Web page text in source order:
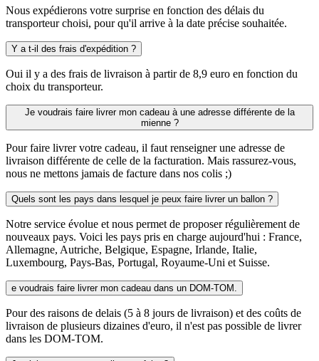
Nous expédierons votre surprise en fonction des délais du
transporteur choisi, pour qu'il arrive à la date précise souhaitée.
Y a t-il des frais d'expédition ?
Oui il y a des frais de livraison à partir de 8,9 euro en fonction du
choix du transporteur.
Je voudrais faire livrer mon cadeau à une adresse différente de la
mienne ?
Pour faire livrer votre cadeau, il faut renseigner une adresse de
livraison différente de celle de la facturation. Mais rassurez-vous,
nous ne mettons jamais de facture dans nos colis ;)
Quels sont les pays dans lesquel je peux faire livrer un ballon ?
Notre service évolue et nous permet de proposer régulièrement de
nouveaux pays. Voici les pays pris en charge aujourd'hui : France,
Allemagne, Autriche, Belgique, Espagne, Irlande, Italie,
Luxembourg, Pays-Bas, Portugal, Royaume-Uni et Suisse.
e voudrais faire livrer mon cadeau dans un DOM-TOM.
Pour des raisons de delais (5 à 8 jours de livraison) et des coûts de
livraison de plusieurs dizaines d'euro, il n'est pas possible de livrer
dans les DOM-TOM.